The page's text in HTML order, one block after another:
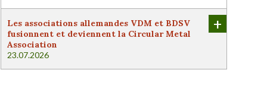
Les associations allemandes VDM et BDSV
fusionnent et deviennent la Circular Metal
Association
23.07.2026
+